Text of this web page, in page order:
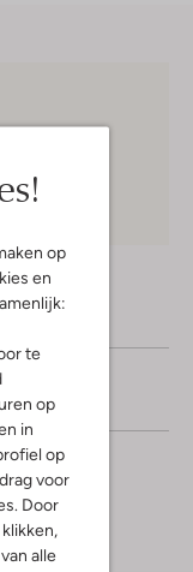
op
en
te
op
in
op
voor
Door
alle